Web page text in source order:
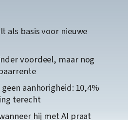
als basis voor nieuwe
voordeel, maar nog
aanhorigheid: 10,4%
terecht
hij met AI praat